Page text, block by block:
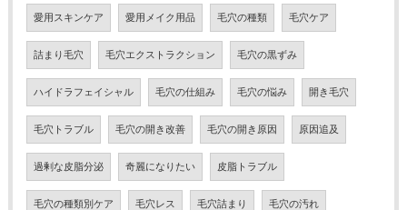
愛用スキンケア 愛用メイク用品 毛穴の種類 毛穴ケア
詰まり毛穴 毛穴エクストラクション 毛穴の黒ずみ
ハイドラフェイシャル 毛穴の仕組み 毛穴の悩み 開き毛穴
毛穴トラブル 毛穴の開き改善 毛穴の開き原因 原因追及
過剰な皮脂分泌 奇麗になりたい 皮脂トラブル
毛穴の種類別ケア 毛穴レス 毛穴詰まり 毛穴の汚れ